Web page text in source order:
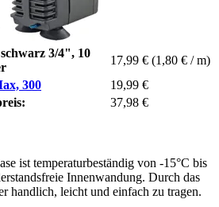
3/4", 10
17,99 € (1,80 € / m)
300
19,99 €
37,98 €
ist temperaturbeständig von -15°C bis
Innenwandung. Durch das
handlich, leicht und einfach zu tragen.